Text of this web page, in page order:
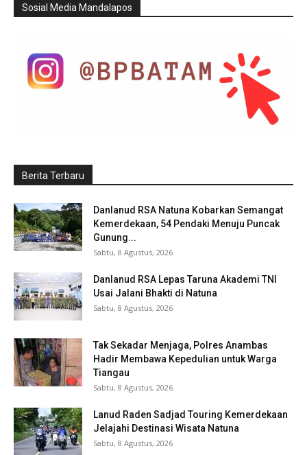
Sosial Media Mandalapos
Berita Terbaru
Danlanud RSA Natuna Kobarkan Semangat
Kemerdekaan, 54 Pendaki Menuju Puncak
Gunung...
Sabtu, 8 Agustus, 2026
Danlanud RSA Lepas Taruna Akademi TNI
Usai Jalani Bhakti di Natuna
Sabtu, 8 Agustus, 2026
Tak Sekadar Menjaga, Polres Anambas
Hadir Membawa Kepedulian untuk Warga
Tiangau
Sabtu, 8 Agustus, 2026
Lanud Raden Sadjad Touring Kemerdekaan
Jelajahi Destinasi Wisata Natuna
Sabtu, 8 Agustus, 2026